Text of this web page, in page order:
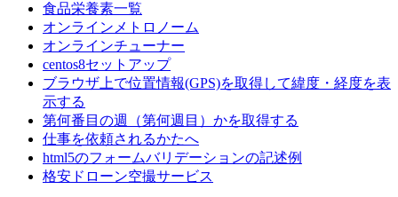
食品栄養素一覧
オンラインメトロノーム
オンラインチューナー
centos8セットアップ
ブラウザ上で位置情報(GPS)を取得して緯度・経度を表
示する
第何番目の週（第何週目）かを取得する
仕事を依頼されるかたへ
html5のフォームバリデーションの記述例
格安ドローン空撮サービス